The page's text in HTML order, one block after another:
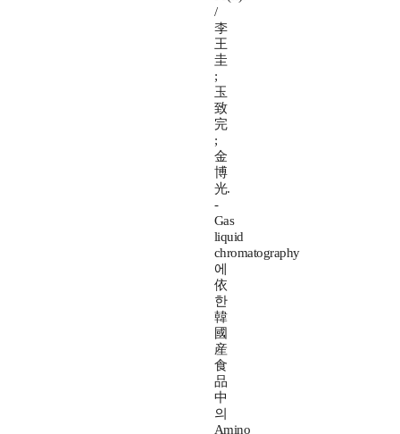
/
李
王
圭
;
玉
致
完
;
金
博
光.
-
Gas
liquid
chromatography
에
依
한
韓
國
産
食
品
中
의
Amino